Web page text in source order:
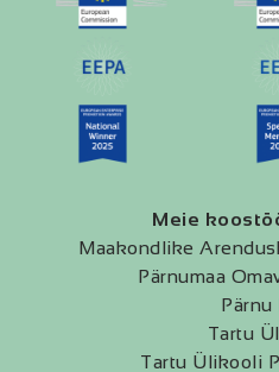
Meie
Maakondlike
Pärnumaa
Pärnu
Tartu
Tartu Ülikooli